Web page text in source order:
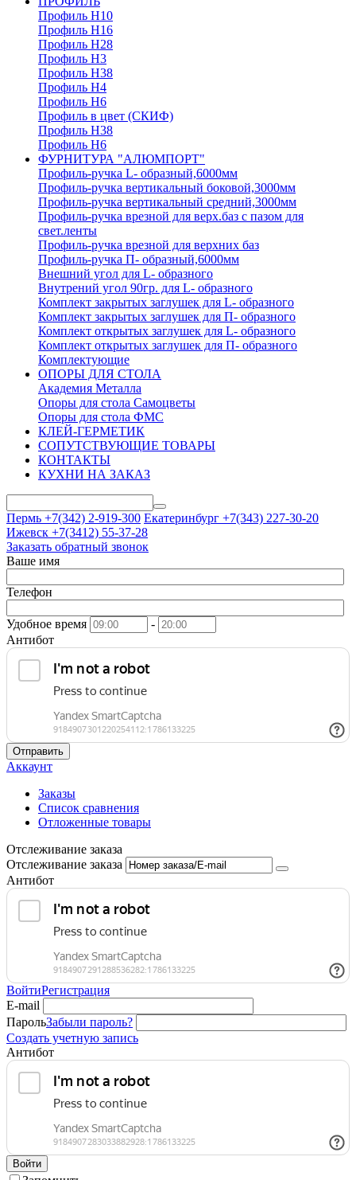
Профиль H10
Профиль H16
Профиль H28
Профиль H3
Профиль H38
Профиль H4
Профиль H6
Профиль в цвет (СКИФ)
Профиль H38
Профиль H6
ФУРНИТУРА "АЛЮМПОРТ"
Профиль-ручка L- образный,6000мм
Профиль-ручка вертикальный боковой,3000мм
Профиль-ручка вертикальный средний,3000мм
Профиль-ручка врезной для верх.баз с пазом для
свет.ленты
Профиль-ручка врезной для верхних баз
Профиль-ручка П- образный,6000мм
Внешний угол для L- образного
Внутрений угол 90гр. для L- образного
Комплект закрытых заглушек для L- образного
Комплект закрытых заглушек для П- образного
Комплект открытых заглушек для L- образного
Комплект открытых заглушек для П- образного
Комплектующие
ОПОРЫ ДЛЯ СТОЛА
Академия Металла
Опоры для стола Самоцветы
Опоры для стола ФМС
КЛЕЙ-ГЕРМЕТИК
СОПУТСТВУЮЩИЕ ТОВАРЫ
КОНТАКТЫ
КУХНИ НА ЗАКАЗ
Пермь +7(342) 2-919-300 Екатеринбург +7(343) 227-30-20
Ижевск +7(3412) 55-37-28
Заказать обратный звонок
Ваше имя
Телефон
Удобное время
-
Антибот
Отправить
Аккаунт
Заказы
Список сравнения
Отложенные товары
Отслеживание заказа
Отслеживание заказа
Антибот
ВойтиРегистрация
E-mail
ПарольЗабыли пароль?
Создать учетную запись
Антибот
Войти